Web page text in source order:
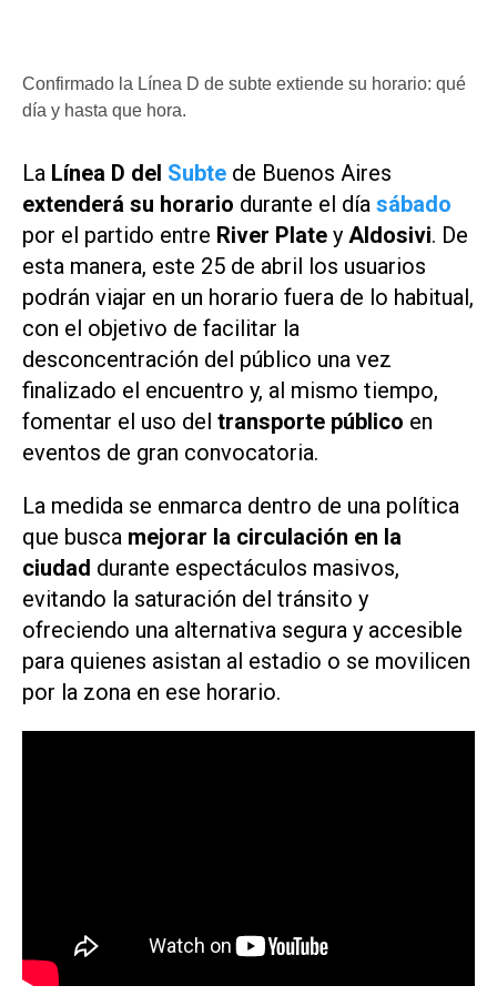
Confirmado la Línea D de subte extiende su horario: qué
día y hasta que hora.
La Línea D del Subte de Buenos Aires
extenderá su horario durante el día sábado
por el partido entre River Plate y Aldosivi. De
esta manera, este 25 de abril los usuarios
podrán viajar en un horario fuera de lo habitual,
con el objetivo de facilitar la
desconcentración del público una vez
finalizado el encuentro y, al mismo tiempo,
fomentar el uso del transporte público en
eventos de gran convocatoria.
La medida se enmarca dentro de una política
que busca mejorar la circulación en la
ciudad durante espectáculos masivos,
evitando la saturación del tránsito y
ofreciendo una alternativa segura y accesible
para quienes asistan al estadio o se movilicen
por la zona en ese horario.